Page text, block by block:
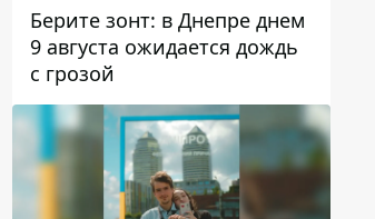
Берите зонт: в Днепре днем ​​
9 августа ожидается дождь
с грозой